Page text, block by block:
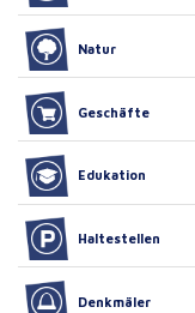
Natur
Geschäfte
Edukation
Haltestellen
Denkmäler